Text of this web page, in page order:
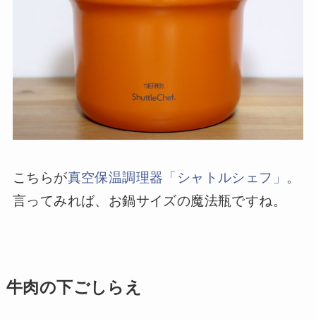
こちらが真空保温調理器「シャトルシェフ」 。
言ってみれば、お鍋サイズの魔法瓶ですね。
牛肉の下ごしらえ